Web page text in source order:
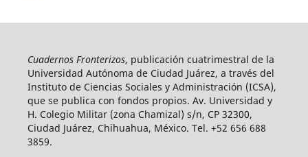
Cuadernos Fronterizos, publicación cuatrimestral de la
Universidad Autónoma de Ciudad Juárez, a través del
Instituto de Ciencias Sociales y Administración (ICSA),
que se publica con fondos propios. Av. Universidad y
H. Colegio Militar (zona Chamizal) s/n, CP 32300,
Ciudad Juárez, Chihuahua, México. Tel. +52 656 688
3859.